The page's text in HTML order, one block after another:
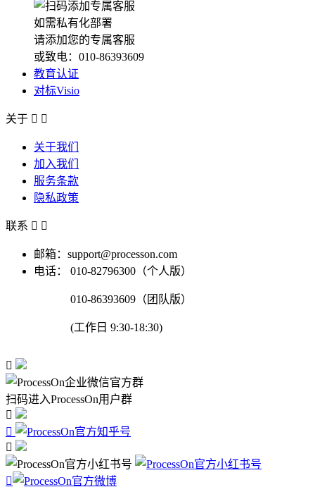
如需私有化部署
请添加您的专属客服
或致电：010-86393609
教育认证
对标Visio
关于  
关于我们
加入我们
服务条款
隐私政策
联系  
邮箱：support@processon.com
电话：
010-82796300（个人版）
010-86393609（团队版）
(工作日 9:30-18:30)

扫码进入ProcessOn用户群



